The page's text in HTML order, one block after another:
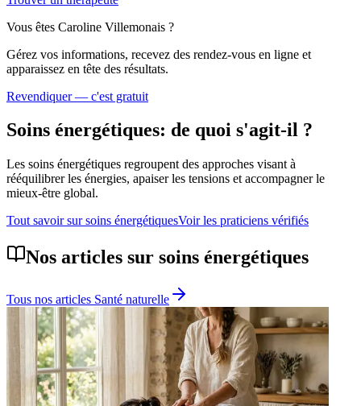
Vous êtes Caroline Villemonais ?
Gérez vos informations, recevez des rendez-vous en ligne et
apparaissez en tête des résultats.
Revendiquer — c'est gratuit
Soins énergétiques: de quoi s'agit-il ?
Les soins énergétiques regroupent des approches visant à
rééquilibrer les énergies, apaiser les tensions et accompagner le
mieux-être global.
Tout savoir sursoins énergétiquesVoir les praticiens vérifiés
Nos articles sur soins énergétiques
Tous nos articles Santé naturelle